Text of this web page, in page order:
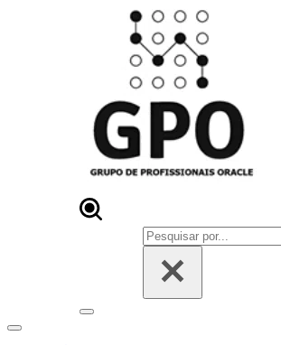
Pesquisar
por...
Menu
Menu